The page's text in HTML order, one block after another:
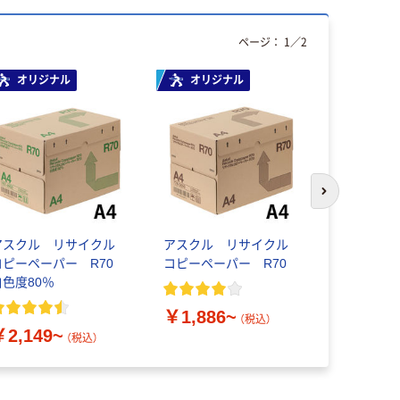
オリジナル
スクル リサイクル
ピーペーパー R70
色度80％
2,149~ （税込）
オリジナル
アスクル リサイクル
コピーペーパー R70
￥1,886~ （税込）
ページ： 1 ／2
次のスライド